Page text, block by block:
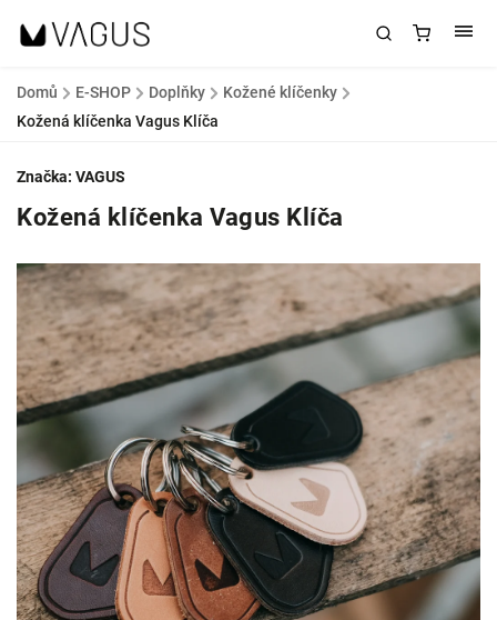
Domů / E-SHOP / Doplňky / Kožené klíčenky /
Kožená klíčenka Vagus Klíča
Kožená klíčenka Vagus Klíča
Značka: VAGUS